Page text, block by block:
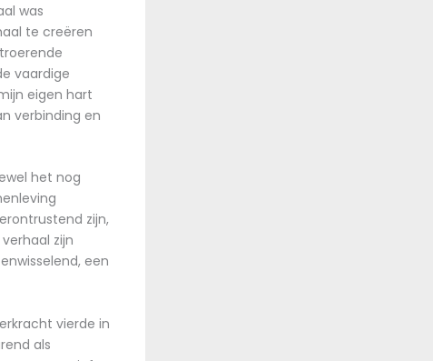
was
te creëren
vaardige
eigen hart
verbinding en
het nog
zijn,
zijn
een
vierde in
als